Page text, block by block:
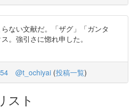
ない文献だ。「ザグ」「ガンタ
。強引さに惚れ申した。
@t_ochiyai (投稿一覧)
スト